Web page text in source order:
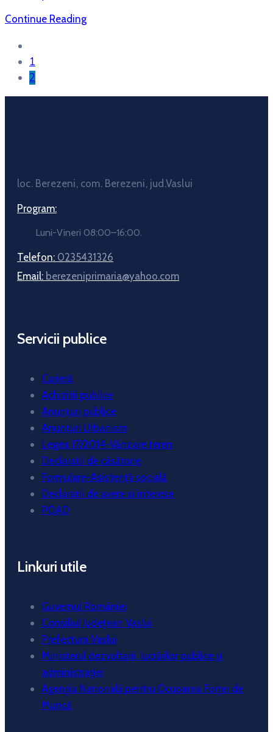
Continue Reading
1
2
loc. Berezeni, com. Berezeni, jud.Vaslui
Program:
Luni-Vineri 08:00–16:00.
Telefon: 0235431326
Email: berezeniprimaria@yahoo.com
Servicii publice
Carieră
Achizitii publice
Anunțuri publice
Anunțuri Urbanism
Legea 17/2014-Vânzare teren
Declaratii de căsătorie
Formulare-Asistență socială
Declarații de avere si interese
POAD
Linkuri utile
Guvernul României
Consiliul Județean Vaslui
Prefectura Vaslui
Ministerul dezvoltarii, lucrărilor publice și
administrației
Agenția Națională pentru Ocuparea Forței de
Muncă